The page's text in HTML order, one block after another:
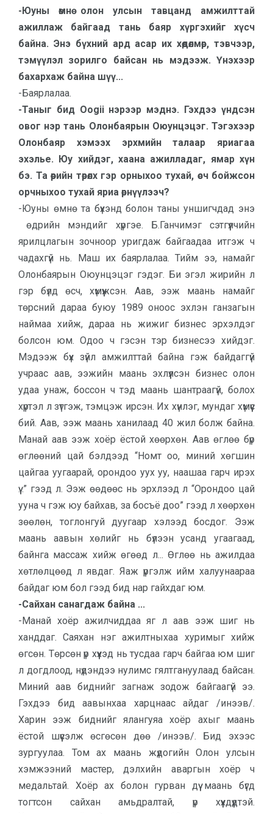
-Юуны өмнө олон улсын тавцанд амжилттай
ажиллаж байгаад тань баяр хүргэхийг хүсч
байна. Энэ бүхний ард асар их хөдөлмөр, тэвчээр,
тэмүүлэл зорилго байсан нь мэдээж. Үнэхээр
бахархаж байна шүү...
-Баярлалаа.
-Таныг бид Oogii нэрээр мэднэ. Гэхдээ үндсэн
овог нэр тань Олонбаярын Оюунцэцэг. Тэгэхээр
Олонбаяр хэмээх эрхмийн талаар яриагаа
эхэлье. Юу хийдэг, хаана ажилладаг, ямар хүн
бэ. Та өөрийн төрөлх гэр орныхоо тухай, өсч бойжсон
орчныхоо тухай яриа өрнүүлээч?
-Юуны өмнө та бүхэнд болон таны уншигчдад энэ
өдрийн мэндийг хүргэе. Б.Ганчимэг сэтгүүлчийн
ярилцлагын зочноор уригдаж байгаадаа итгэж ч
чадахгүй нь. Маш их баярлалаа. Тийм ээ, намайг
Олонбаярын Оюунцэцэг гэдэг. Би эгэл жирийн л
гэр бүлд өсч, хүмүүжсэн. Аав, ээж маань намайг
төрсний дараа буюу 1989 оноос эхлэн ганзагын
наймаа хийж, дараа нь жижиг бизнес эрхэлдэг
болсон юм. Одоо ч гэсэн тэр бизнесээ хийдэг.
Мэдээж бүх зүйл амжилттай байна гэж байдаггүй
учраас аав, ээжийн маань эхлүүлсэн бизнес олон
удаа унаж, боссон ч тэд маань шантраагүй, болох
хүртэл л зүтгэж, тэмцэж ирсэн. Их хүнлэг, мундаг хүмүүс
бий. Аав, ээж маань ханилаад 40 жил болж байна.
Манай аав ээж хоёр ёстой хөөрхөн. Аав өглөө бүр
өглөөний цай бэлдээд “Номт оо, миний хөгшин
цайгаа уугаарай, орондоо уух уу, наашаа гарч ирэх
үү...” гээд л. Ээж өөдөөс нь эрхлээд л “Орондоо цай
ууна ч гэж юу байхав, за босъё доо” гээд л хөөрхөн
зөөлөн, тоглонгуй дуугаар хэлээд босдог. Ээж
маань аавын хөлийг нь бүлээн усанд угаагаад,
байнга массаж хийж өгөөд л... Өглөө нь ажилдаа
хөтлөлцөөд л явдаг. Яаж үргэлж ийм халуунаараа
байдаг юм бол гээд бид нар гайхдаг юм.
-Сайхан санагдаж байна ...
-Манай хоёр ажилчиддаа яг л аав ээж шиг нь
ханддаг. Саяхан нэг ажилтныхаа хуримыг хийж
өгсөн. Төрсөн үр хүүхэд нь тусдаа гарч байгаа юм шиг
л догдлоод, нүдэндээ нулимс гялтгануулаад байсан.
Миний аав биднийг загнаж зодож байгаагүй ээ.
Гэхдээ бид аавынхаа харцнаас айдаг /инээв/.
Харин ээж биднийг ялангуяа хоёр ахыг маань
ёстой шүүсэлж өсгөсөн дөө /инээв/. Бид эхээс
зургуулаа. Том ах маань жүдогийн Олон улсын
хэмжээний мастер, дэлхийн аваргын хоёр ч
медальтай. Хоёр ах болон гурван дүү маань бүгд
тогтсон сайхан амьдралтай, үр хүүхдүүдтэй.